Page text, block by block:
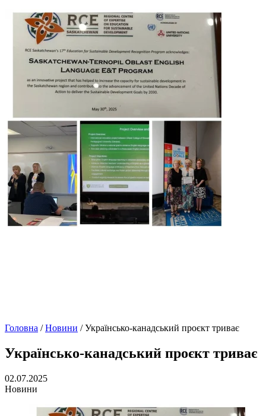
Головна / Новини / Українсько-канадський проєкт триває
Українсько-канадський проєкт триває
02.07.2025
Новини